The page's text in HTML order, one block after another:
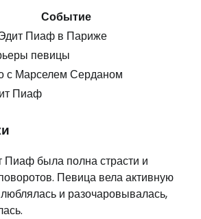
Событие
Пиаф в Париже
певицы
с Марселем Серданом
Пиаф
Пиаф была полна страсти и
Певица вела активную
и разочаровывалась,